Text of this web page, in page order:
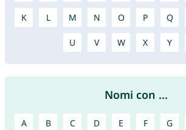
K L M N O P Q
U V W X Y
Nomi con ...
A B C D E F G